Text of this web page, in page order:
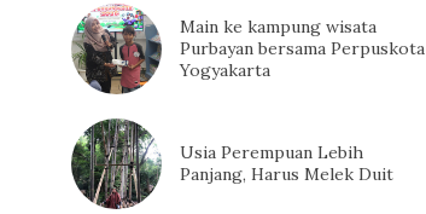
Main ke kampung wisata
Purbayan bersama Perpuskota
Yogyakarta
Usia Perempuan Lebih
Panjang, Harus Melek Duit